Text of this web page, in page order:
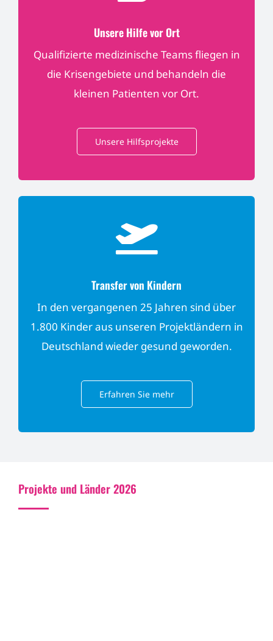
Unsere Hilfe vor Ort
Qualifizierte medizinische Teams fliegen in
die Krisengebiete und behandeln die
kleinen Patienten vor Ort.
Unsere Hilfsprojekte
Transfer von Kindern
In den vergangenen 25 Jahren sind über
1.800 Kinder aus unseren Projektländern in
Deutschland wieder gesund geworden.
Erfahren Sie mehr
Projekte und Länder 2026